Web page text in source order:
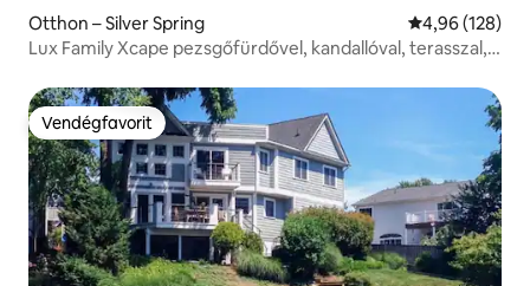
Otthon – Silver Spring Átlagos
4,96 (128)
Lux Family Xcape pezsgőfürdővel, kandallóval, terasszal,
Vendégfavorit
Vendégfavorit